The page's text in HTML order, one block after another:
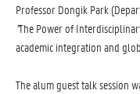
Professor Dongik Park
"The Power of
academic integration and
The alum guest talk session